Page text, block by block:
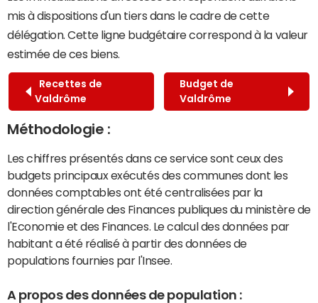
mis à dispositions d'un tiers dans le cadre de cette
délégation. Cette ligne budgétaire correspond à la valeur
estimée de ces biens.
Recettes de
Valdrôme
Budget de
Valdrôme
Méthodologie :
Les chiffres présentés dans ce service sont ceux des
budgets principaux exécutés des communes dont les
données comptables ont été centralisées par la
direction générale des Finances publiques du ministère de
l'Economie et des Finances. Le calcul des données par
habitant a été réalisé à partir des données de
populations fournies par l'Insee.
A propos des données de population :